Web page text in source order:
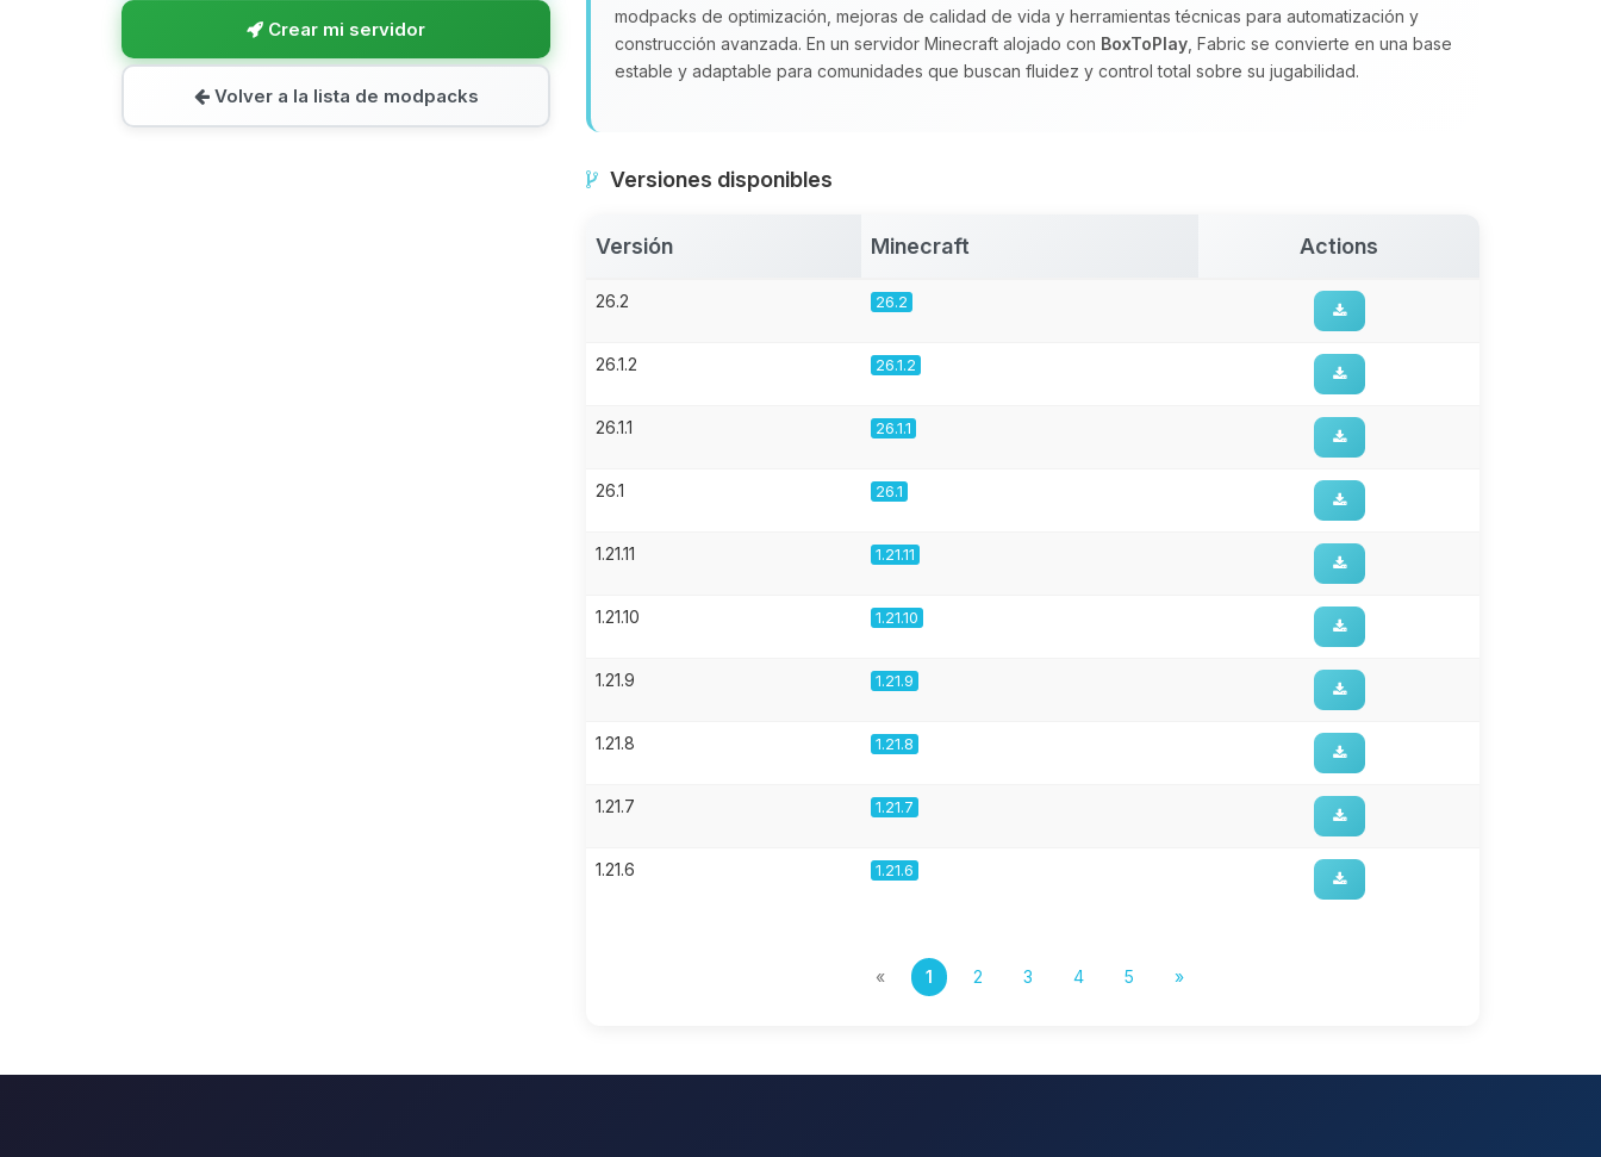
Crear mi servidor
Volver a la lista de modpacks
modpacks de optimización, mejoras de calidad de vida y herramientas técnicas para automatización y
construcción avanzada. En un servidor Minecraft alojado con BoxToPlay , Fabric se convierte en una base
estable y adaptable para comunidades que buscan fluidez y control total sobre su jugabilidad.
Versiones disponibles
Versión Minecraft Actions
26.2 26.2
26.1.2 26.1.2
26.1.1 26.1.1
26.1 26.1
1.21.11 1.21.11
1.21.10 1.21.10
1.21.9 1.21.9
1.21.8 1.21.8
1.21.7 1.21.7
1.21.6 1.21.6
« 1 2 3 4 5 »